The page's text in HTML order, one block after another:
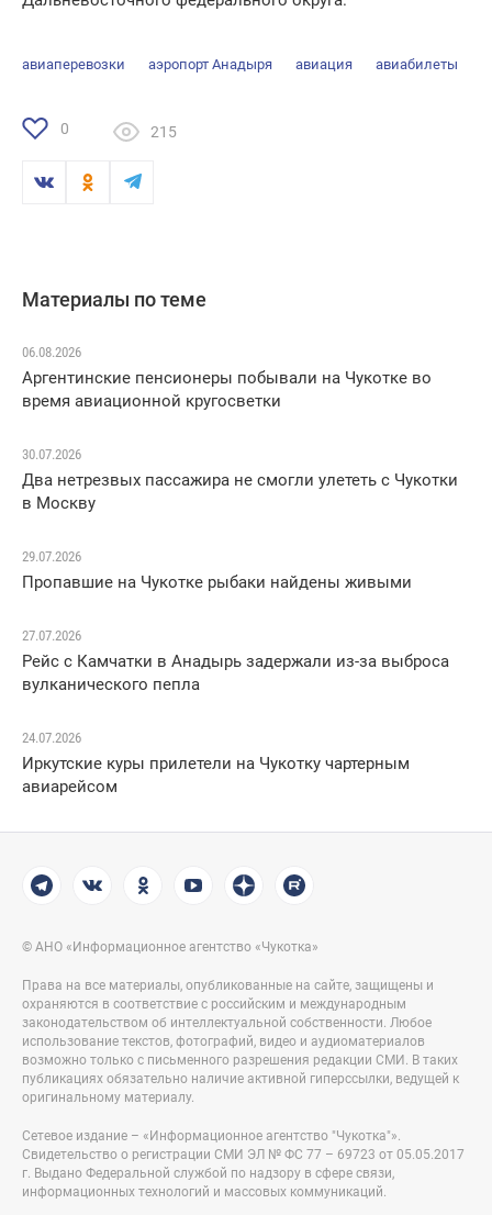
авиаперевозки аэропорт Анадыря авиация авиабилеты
0 215
Материалы по теме
06.08.2026
Аргентинские пенсионеры побывали на Чукотке во
время авиационной кругосветки
30.07.2026
Два нетрезвых пассажира не смогли улететь с Чукотки
в Москву
29.07.2026
Пропавшие на Чукотке рыбаки найдены живыми
27.07.2026
Рейс с Камчатки в Анадырь задержали из-за выброса
вулканического пепла
24.07.2026
Иркутские куры прилетели на Чукотку чартерным
авиарейсом
© АНО «Информационное агентство «Чукотка»
Права на все материалы, опубликованные на сайте, защищены и
охраняются в соответствие с российским и международным
законодательством об интеллектуальной собственности. Любое
использование текстов, фотографий, видео и аудиоматериалов
возможно только с письменного разрешения редакции СМИ. В таких
публикациях обязательно наличие активной гиперссылки, ведущей к
оригинальному материалу.
Сетевое издание – «Информационное агентство "Чукотка"».
Свидетельство о регистрации СМИ ЭЛ № ФС 77 – 69723 от 05.05.2017
г. Выдано Федеральной службой по надзору в сфере связи,
информационных технологий и массовых коммуникаций.